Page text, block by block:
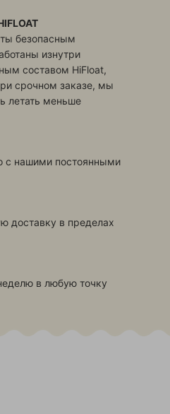
безопасным
изнутри
составом HiFloat,
срочном заказе, мы
летать меньше
с нашими постоянными
доставку в пределах
в любую точку